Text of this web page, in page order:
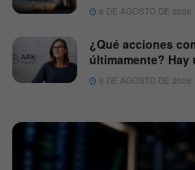
6 DE AGOSTO DE 2026
¿Qué acciones
últimamente? Hay
6 DE AGOSTO DE 2026